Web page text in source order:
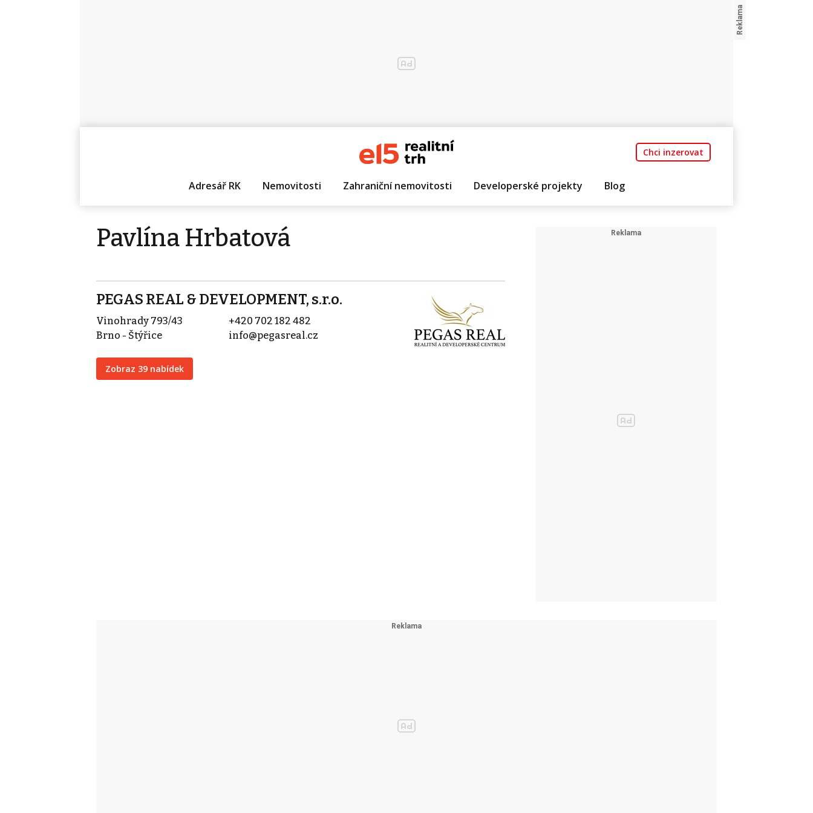
Chci inzerovat
Adresář RK Nemovitosti Zahraniční nemovitosti Developerské projekty Blog
Pavlína Hrbatová
PEGAS REAL & DEVELOPMENT, s.r.o.
Vinohrady 793/43
Brno - Štýřice
Zobraz 39 nabídek
+420 702 182 482
info@pegasreal.cz